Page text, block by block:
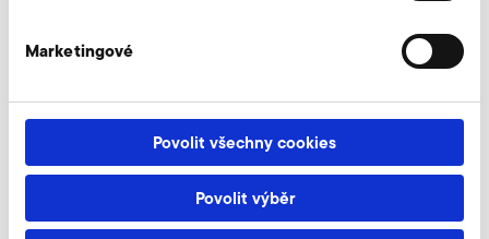
Marketingové
Povolit všechny cookies
Povolit výběr
Skupina Elektror
Čísla & fakta, novinky, historie a závody –
seznamte se se skupinou Elektror!